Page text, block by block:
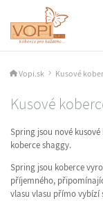
Vopi.sk Kusové
Kusové
Spring jsou nové
koberce shaggy.
Spring jsou koberce
příjemného,
vlasu vlasu přímo vybízí